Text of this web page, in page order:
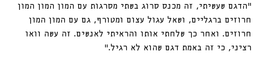
״הדגם שעשיתי, זה מכנס סרוג בשתי מסרגות עם המון המון המון
חרוזים ברגליים, ושאל עגול עצום ומטורף, גם עם המון המון
חרוזים. ואחר כך שלחתי אותו והראיתי לאנשים. זה עשה וואו
רציני, כי זה באמת דגם שהוא לא רגיל.״